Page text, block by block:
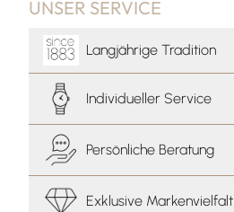
UNSER SERVICE
Langjährige Tradition
Individueller Service
Persönliche Beratung
Exklusive Markenvielfalt